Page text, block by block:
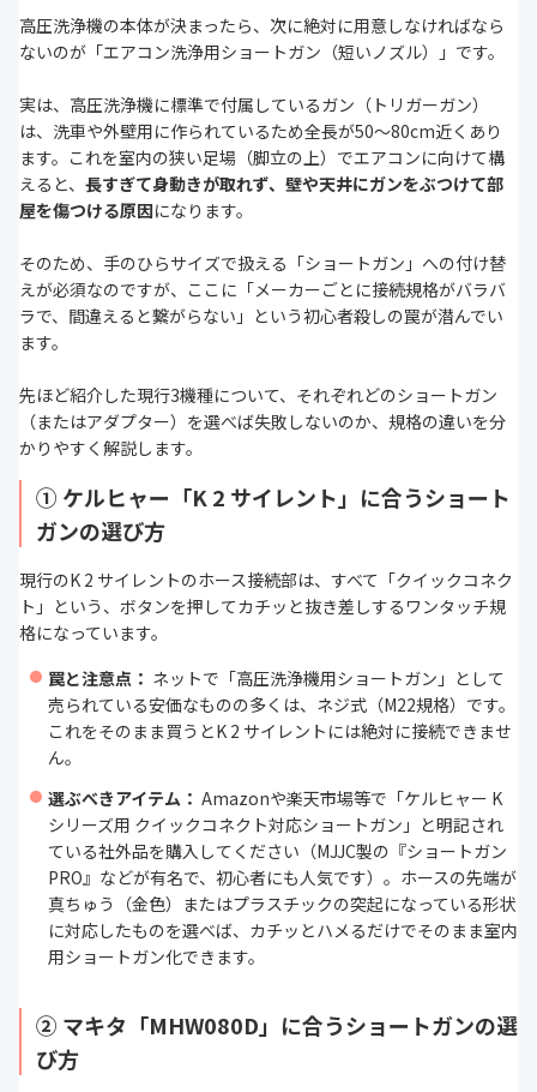
高圧洗浄機の本体が決まったら、次に絶対に用意しなければなら
ないのが「エアコン洗浄用ショートガン（短いノズル）」です。
実は、高圧洗浄機に標準で付属しているガン（トリガーガン）
は、洗車や外壁用に作られているため全長が50〜80cm近くあり
ます。これを室内の狭い足場（脚立の上）でエアコンに向けて構
えると、 長すぎて身動きが取れず、壁や天井にガンをぶつけて部
屋を傷つける原因になります。
そのため、手のひらサイズで扱える「ショートガン」への付け替
えが必須なのですが、ここに「メーカーごとに接続規格がバラバ
ラで、間違えると繋がらない」という初心者殺しの罠が潜んでい
ます。
先ほど紹介した現行3機種について、それぞれどのショートガン
（またはアダプター）を選べば失敗しないのか、規格の違いを分
かりやすく解説します。
① ケルヒャー「K 2 サイレント」に合うショート
ガンの選び方
現行のK 2 サイレントのホース接続部は、すべて「クイックコネク
ト」という、ボタンを押してカチッと抜き差しするワンタッチ規
格になっています。
罠と注意点： ネットで「高圧洗浄機用ショートガン」として
売られている安価なものの多くは、ネジ式（M22規格）です。
これをそのまま買うとK 2 サイレントには絶対に接続できませ
ん。
選ぶべきアイテム： Amazonや楽天市場等で「ケルヒャー K
シリーズ用 クイックコネクト対応ショートガン」と明記され
ている社外品を購入してください（MJJC製の『ショートガン
PRO』などが有名で、初心者にも人気です）。ホースの先端が
真ちゅう（金色）またはプラスチックの突起になっている形状
に対応したものを選べば、カチッとハメるだけでそのまま室内
用ショートガン化できます。
② マキタ「MHW080D」に合うショートガンの選
び方